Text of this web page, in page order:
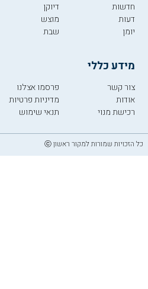
חדשות
דעות
יומן
דיוקן
מוצש
שבת
מידע כללי
צור קשר
אודות
רכישת מנוי
פרסמו אצלנו
מדיניות פרטיות
תנאי שימוש
כל הזכויות שמורות למקור ראשון ⓒ